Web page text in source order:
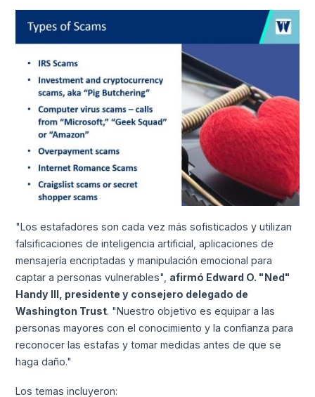
"Los estafadores son cada vez más sofisticados y utilizan
falsificaciones de inteligencia artificial, aplicaciones de
mensajería encriptadas y manipulación emocional para
captar a personas vulnerables", afirmó Edward O. "Ned"
Handy III, presidente y consejero delegado de
Washington Trust. "Nuestro objetivo es equipar a las
personas mayores con el conocimiento y la confianza para
reconocer las estafas y tomar medidas antes de que se
haga daño."
Los temas incluyeron: